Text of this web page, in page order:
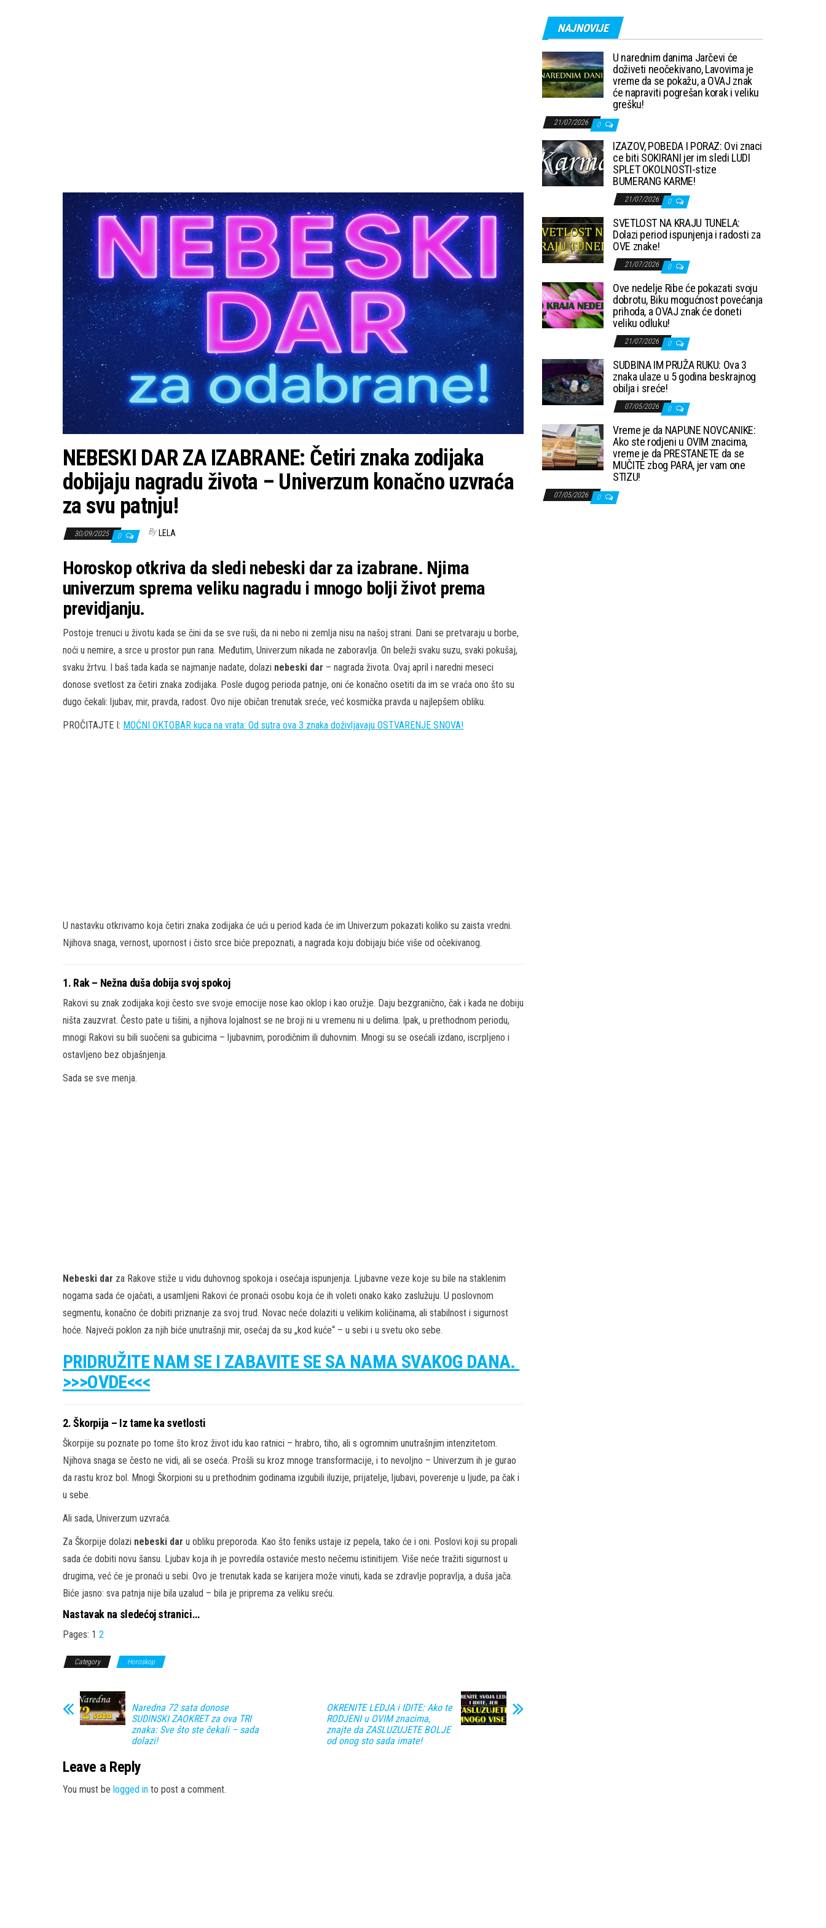
NEBESKI DAR ZA IZABRANE: Četiri znaka zodijaka
dobijaju nagradu života – Univerzum konačno uzvraća
za svu patnju!
30/09/2025 0 By LELA
Horoskop otkriva da sledi nebeski dar za izabrane. Njima
univerzum sprema veliku nagradu i mnogo bolji život prema
previdjanju.
Postoje trenuci u životu kada se čini da se sve ruši, da ni nebo ni zemlja nisu na našoj strani. Dani se pretvaraju u borbe,
noći u nemire, a srce u prostor pun rana. Međutim, Univerzum nikada ne zaboravlja. On beleži svaku suzu, svaki pokušaj,
svaku žrtvu. I baš tada kada se najmanje nadate, dolazi nebeski dar – nagrada života. Ovaj april i naredni meseci
donose svetlost za četiri znaka zodijaka. Posle dugog perioda patnje, oni će konačno osetiti da im se vraća ono što su
dugo čekali: ljubav, mir, pravda, radost. Ovo nije običan trenutak sreće, već kosmička pravda u najlepšem obliku.
PROČITAJTE I: MOĆNI OKTOBAR kuca na vrata: Od sutra ova 3 znaka doživljavaju OSTVARENJE SNOVA!
U nastavku otkrivamo koja četiri znaka zodijaka će ući u period kada će im Univerzum pokazati koliko su zaista vredni.
Njihova snaga, vernost, upornost i čisto srce biće prepoznati, a nagrada koju dobijaju biće više od očekivanog.
1. Rak – Nežna duša dobija svoj spokoj
Rakovi su znak zodijaka koji često sve svoje emocije nose kao oklop i kao oružje. Daju bezgranično, čak i kada ne dobiju
ništa zauzvrat. Često pate u tišini, a njihova lojalnost se ne broji ni u vremenu ni u delima. Ipak, u prethodnom periodu,
mnogi Rakovi su bili suočeni sa gubicima – ljubavnim, porodičnim ili duhovnim. Mnogi su se osećali izdano, iscrpljeno i
ostavljeno bez objašnjenja.
Sada se sve menja.
Nebeski dar za Rakove stiže u vidu duhovnog spokoja i osećaja ispunjenja. Ljubavne veze koje su bile na staklenim
nogama sada će ojačati, a usamljeni Rakovi će pronaći osobu koja će ih voleti onako kako zaslužuju. U poslovnom
segmentu, konačno će dobiti priznanje za svoj trud. Novac neće dolaziti u velikim količinama, ali stabilnost i sigurnost
hoće. Najveći poklon za njih biće unutrašnji mir, osećaj da su „kod kuće“ – u sebi i u svetu oko sebe.
PRIDRUŽITE NAM SE I ZABAVITE SE SA NAMA SVAKOG DANA.
>>>OVDE<<<
2. Škorpija – Iz tame ka svetlosti
Škorpije su poznate po tome što kroz život idu kao ratnici – hrabro, tiho, ali s ogromnim unutrašnjim intenzitetom.
Njihova snaga se često ne vidi, ali se oseća. Prošli su kroz mnoge transformacije, i to nevoljno – Univerzum ih je gurao
da rastu kroz bol. Mnogi Škorpioni su u prethodnim godinama izgubili iluzije, prijatelje, ljubavi, poverenje u ljude, pa čak i
u sebe.
Ali sada, Univerzum uzvraća.
Za Škorpije dolazi nebeski dar u obliku preporoda. Kao što feniks ustaje iz pepela, tako će i oni. Poslovi koji su propali
sada će dobiti novu šansu. Ljubav koja ih je povredila ostaviće mesto nečemu istinitijem. Više neće tražiti sigurnost u
drugima, već će je pronaći u sebi. Ovo je trenutak kada se karijera može vinuti, kada se zdravlje popravlja, a duša jača.
Biće jasno: sva patnja nije bila uzalud – bila je priprema za veliku sreću.
Nastavak na sledećoj stranici…
Pages: 1 2
Category Horoskop
Naredna 72 sata donose
SUDINSKI ZAOKRET za ova TRI
znaka: Sve što ste čekali – sada
dolazi!
OKRENITE LEDJA i IDITE: Ako te
RODJENI u OVIM znacima,
znajte da ZASLUZUJETE BOLJE
od onog sto sada imate!
Leave a Reply
You must be logged in to post a comment.
NAJNOVIJE
U narednim danima Jarčevi će
doživeti neočekivano, Lavovima je
vreme da se pokažu, a OVAJ znak
će napraviti pogrešan korak i veliku
grešku!
21/07/2026 0
IZAZOV, POBEDA I PORAZ: Ovi znaci
ce biti SOKIRANI jer im sledi LUDI
SPLET OKOLNOSTI-stize
BUMERANG KARME!
21/07/2026 0
SVETLOST NA KRAJU TUNELA:
Dolazi period ispunjenja i radosti za
OVE znake!
21/07/2026 0
Ove nedelje Ribe će pokazati svoju
dobrotu, Biku mogućnost povećanja
prihoda, a OVAJ znak će doneti
veliku odluku!
21/07/2026 0
SUDBINA IM PRUŽA RUKU: Ova 3
znaka ulaze u 5 godina beskrajnog
obilja i sreće!
07/05/2026 0
Vreme je da NAPUNE NOVCANIKE:
Ako ste rodjeni u OVIM znacima,
vreme je da PRESTANETE da se
MUČITE zbog PARA, jer vam one
STIZU!
07/05/2026 0